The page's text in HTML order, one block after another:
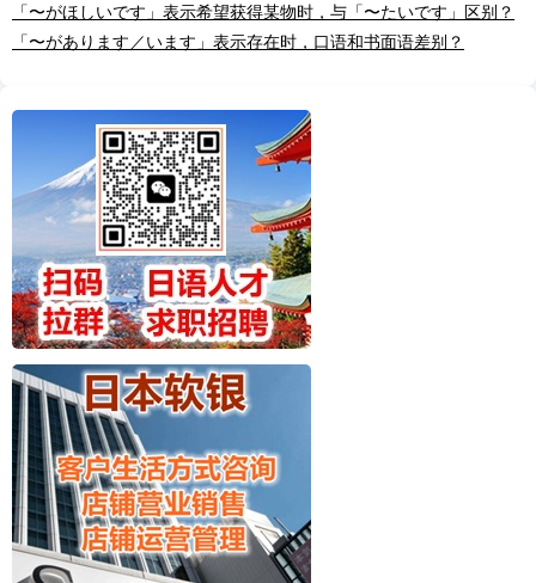
「〜がほしいです」表示希望获得某物时，与「〜たいです」区别？
「〜があります／います」表示存在时，口语和书面语差别？